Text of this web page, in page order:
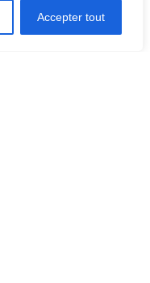
Accepter tout